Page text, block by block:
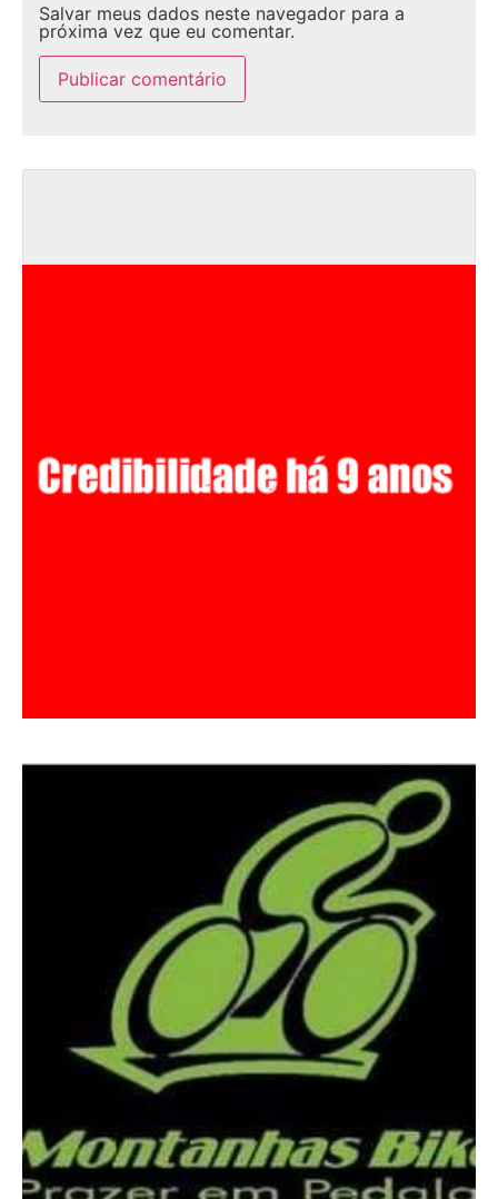
Salvar meus dados neste navegador para a
próxima vez que eu comentar.